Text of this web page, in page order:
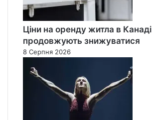
Ціни на оренду житла в Канаді
продовжують знижуватися
8 Серпня 2026